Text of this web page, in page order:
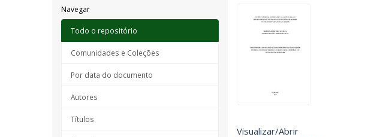
Navegar
Todo o repositório
Comunidades e Coleções
Por data do documento
Autores
Títulos
Visualizar/Abrir